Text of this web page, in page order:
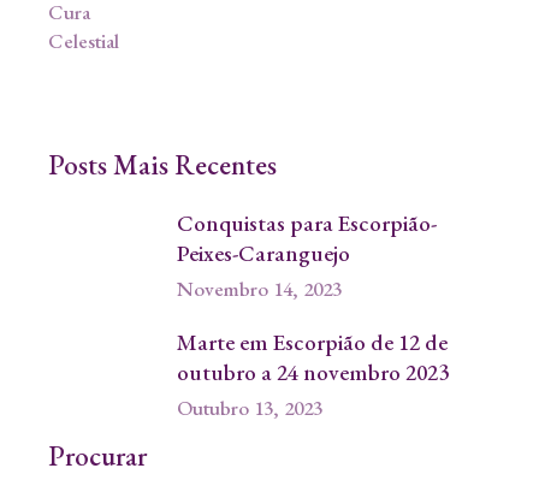
Posts Mais Recentes
Conquistas para Escorpião-
Peixes-Caranguejo
Novembro 14, 2023
Marte em Escorpião de 12 de
outubro a 24 novembro 2023
Outubro 13, 2023
Procurar